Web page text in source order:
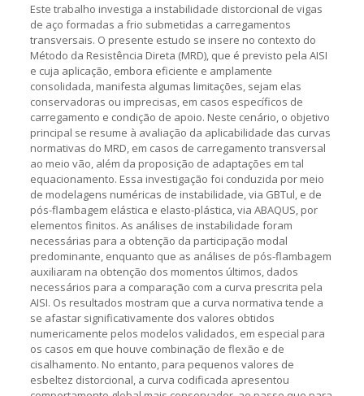
Este trabalho investiga a instabilidade distorcional de vigas
de aço formadas a frio submetidas a carregamentos
transversais. O presente estudo se insere no contexto do
Método da Resistência Direta (MRD), que é previsto pela AISI
e cuja aplicação, embora eficiente e amplamente
consolidada, manifesta algumas limitações, sejam elas
conservadoras ou imprecisas, em casos específicos de
carregamento e condição de apoio. Neste cenário, o objetivo
principal se resume à avaliação da aplicabilidade das curvas
normativas do MRD, em casos de carregamento transversal
ao meio vão, além da proposição de adaptações em tal
equacionamento. Essa investigação foi conduzida por meio
de modelagens numéricas de instabilidade, via GBTul, e de
pós-flambagem elástica e elasto-plástica, via ABAQUS, por
elementos finitos. As análises de instabilidade foram
necessárias para a obtenção da participação modal
predominante, enquanto que as análises de pós-flambagem
auxiliaram na obtenção dos momentos últimos, dados
necessários para a comparação com a curva prescrita pela
AISI. Os resultados mostram que a curva normativa tende a
se afastar significativamente dos valores obtidos
numericamente pelos modelos validados, em especial para
os casos em que houve combinação de flexão e de
cisalhamento. No entanto, para pequenos valores de
esbeltez distorcional, a curva codificada apresentou